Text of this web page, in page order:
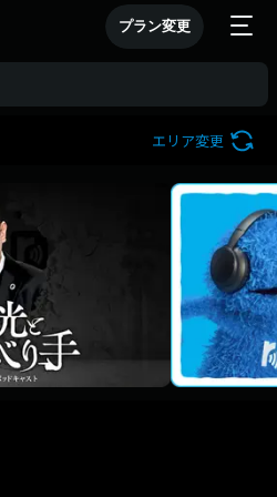
プラン変更
エリア変更